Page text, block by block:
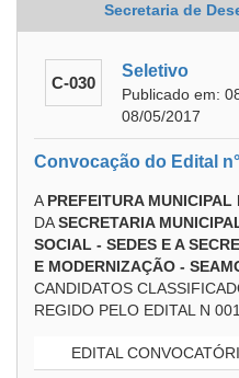
Secretaria de
C-030
Seletivo
Publicado em:
08/05/2017
Convocação do Edital
A PREFEITURA MUNICIPAL
DASECRETARIA
SOCIAL - SEDES E A
E MODERNIZAÇÃO -
CANDIDATOS
REGIDO PELO EDITAL N
EDITAL